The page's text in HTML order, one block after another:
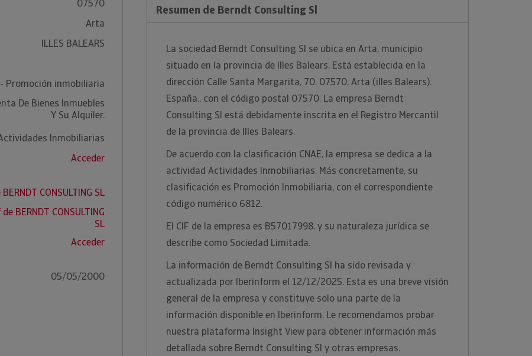
07570
Arta
ILLES BALEARS
Promoción inmobiliaria
De Bienes Inmuebles
Y Su Alquiler.
Inmobiliarias
Acceder
CONSULTING SL
BERNDT CONSULTING
SL
Acceder
05/05/2000
Resumen de Berndt Consulting Sl
La sociedad Berndt Consulting Sl se ubica en Arta, municipio
situado en la provincia de Illes Balears. Está establecida en la
dirección Calle Santa Margarita, 70. 07570, Arta (illes Balears).
España., con el código postal 07570. La empresa Berndt
Consulting Sl está debidamente inscrita en el Registro Mercantil
de la provincia de Illes Balears.
De acuerdo con la clasificación CNAE, la empresa se dedica a la
actividad Actividades Inmobiliarias. Más concretamente, su
clasificación es Promoción Inmobiliaria, con el correspondiente
código numérico 6812.
El CIF de la empresa es B57017998, y su naturaleza jurídica se
describe como Sociedad Limitada.
La información de Berndt Consulting Sl ha sido revisada y
actualizada por Iberinform el 12/12/2025. Esta es una breve visión
general de la empresa y constituye solo una parte de la
información disponible en Iberinform. Le recomendamos probar
nuestra plataforma Insight View para obtener información más
detallada sobre Berndt Consulting Sl y otras empresas.